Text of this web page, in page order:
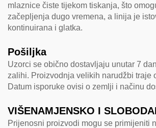
mlaznice čiste tijekom tiskanja, što
začepljenja dugo vremena, a linija je
kontinuirana i glatka.
Pošiljka
Uzorci se obično dostavljaju unutar 7
zalihi. Proizvodnja velikih narudžbi traje
Datum isporuke ovisi o zemlji i načinu
VIŠENAMJENSKO I
Prijenosni proizvodi mogu se primijeniti